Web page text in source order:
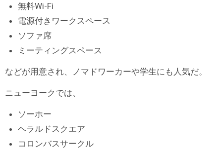
無料Wi-Fi
電源付きワークスペース
ソファ席
ミーティングスペース
などが用意され、ノマドワーカーや学生にも人気だ。
ニューヨークでは、
ソーホー
ヘラルドスクエア
コロンバスサークル